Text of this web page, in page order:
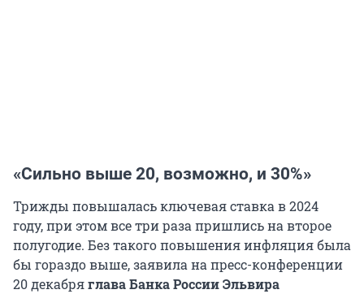
«Сильно выше 20, возможно, и 30%»
Трижды повышалась ключевая ставка в 2024
году, при этом все три раза пришлись на второе
полугодие. Без такого повышения инфляция была
бы гораздо выше, заявила на пресс-конференции
20 декабряглава Банка России Эльвира